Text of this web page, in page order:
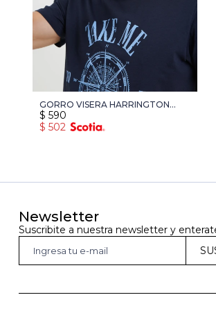
GORRO VISERA HARRINGTON
URBAN - VERDE
$ 590
$ 502
Newsletter
Suscribite a nuestra newsletter y